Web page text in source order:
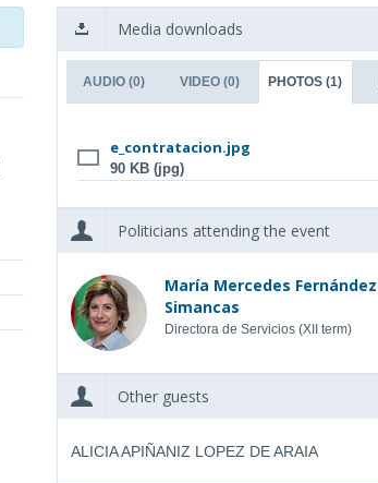
Media downloads
AUDIO(0) VIDEO(0) PHOTOS (1)
e_contratacion.jpg
90 KB (jpg)
Politicians attending the event
María Mercedes Fernández
Simancas
Directora de Servicios (XII term)
Other guests
ALICIA APIÑANIZ LOPEZ DE ARAIA